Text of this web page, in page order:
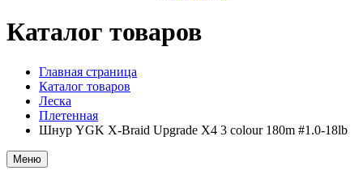
Каталог товаров
Главная страница
Каталог товаров
Леска
Плетенная
Шнур YGK X-Braid Upgrade X4 3 colour 180m #1.0-18lb
Меню